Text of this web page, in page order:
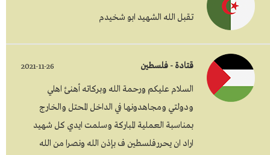
تقبل الله الشهيد ابو شخيدم
قتادة - فلسطين 2021-11-26
السلام عليكم ورحمة الله وبركاته أهنئ اهلي
ودولتي ومجاهدونها في الداخل المحتل والخارج
بمناسبة العملية المباركة وسلمت ايدي كل شهيد
اراد ان يحررفلسطين ف بإذن الله ونصرا من الله